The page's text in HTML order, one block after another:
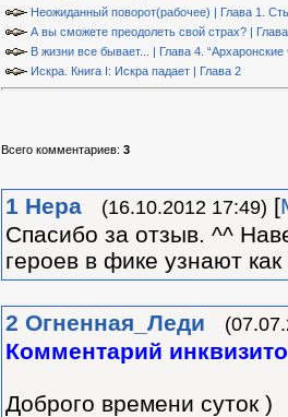
Неожиданный поворот(рабочее) | Глава 1.
А вы сможете преодолеть свой страх? |
В жизни все бывает... | Глава 4.
Искра. Книга I: Искра падает | Глава 2
Всего комментариев: 3
1 Нера (16.10.2012 17:49) [
Спасибо за отзыв. ^^
героев в фике узнают
2 Огненная_Леди
Комментарий
Доброго времени суток )